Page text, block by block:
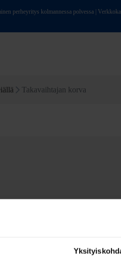
perheyritys kolmannessa polvessa |
Takavaihtajan korva